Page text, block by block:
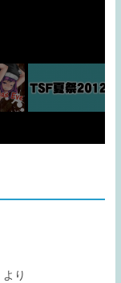
より